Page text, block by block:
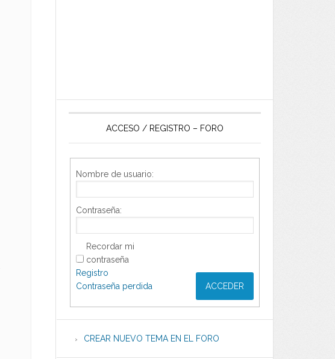
ACCESO / REGISTRO – FORO
Nombre de usuario:
Contraseña:
Recordar mi
contraseña
ACCEDER
Registro
Contraseña perdida
CREAR NUEVO TEMA EN EL FORO